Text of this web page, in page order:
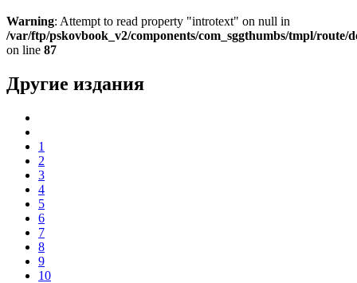
Warning: Attempt to read property "introtext" on null in
/var/ftp/pskovbook_v2/components/com_sggthumbs/tmpl/route/
on line 87
Другие издания
1
2
3
4
5
6
7
8
9
10